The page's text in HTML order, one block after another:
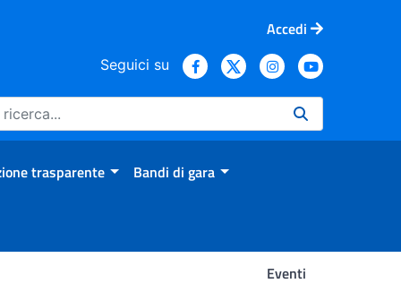
Accedi
Seguici su
trasparente Bandi di gara
Eventi